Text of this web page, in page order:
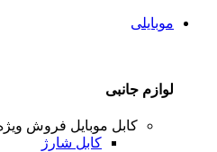
موبایلی
لوازم جانبی
کابل موبایل فروش
کابل شارژ